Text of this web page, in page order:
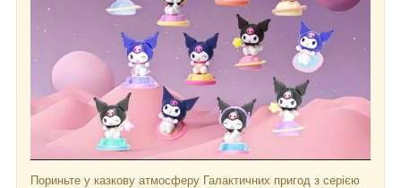
Пориньте у казкову атмосферу Галактичних пригод з серією